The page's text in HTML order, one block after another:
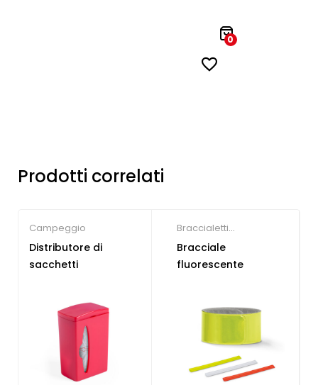
0
Prodotti correlati
Campeggio
Distributore di
sacchetti
Braccialetti
personalizzati
Bracciale
fluorescente